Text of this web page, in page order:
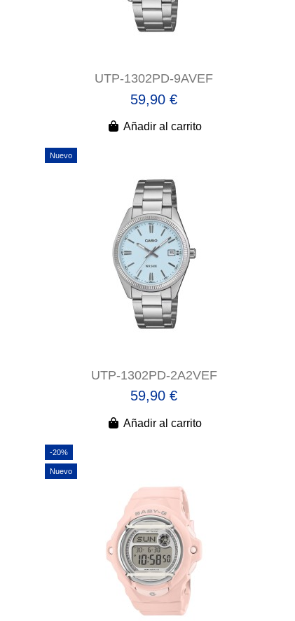
UTP-1302PD-9AVEF
59,90 €
Añadir al carrito
Nuevo
UTP-1302PD-2A2VEF
59,90 €
Añadir al carrito
-20%
Nuevo